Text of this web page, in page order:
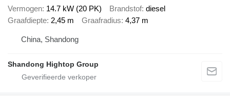
Vermogen 14.7 kW (20 PK) Brandstof diesel
Graafdiepte 2,45 m Graafradius 4,37 m
China, Shandong
Shandong Hightop Group